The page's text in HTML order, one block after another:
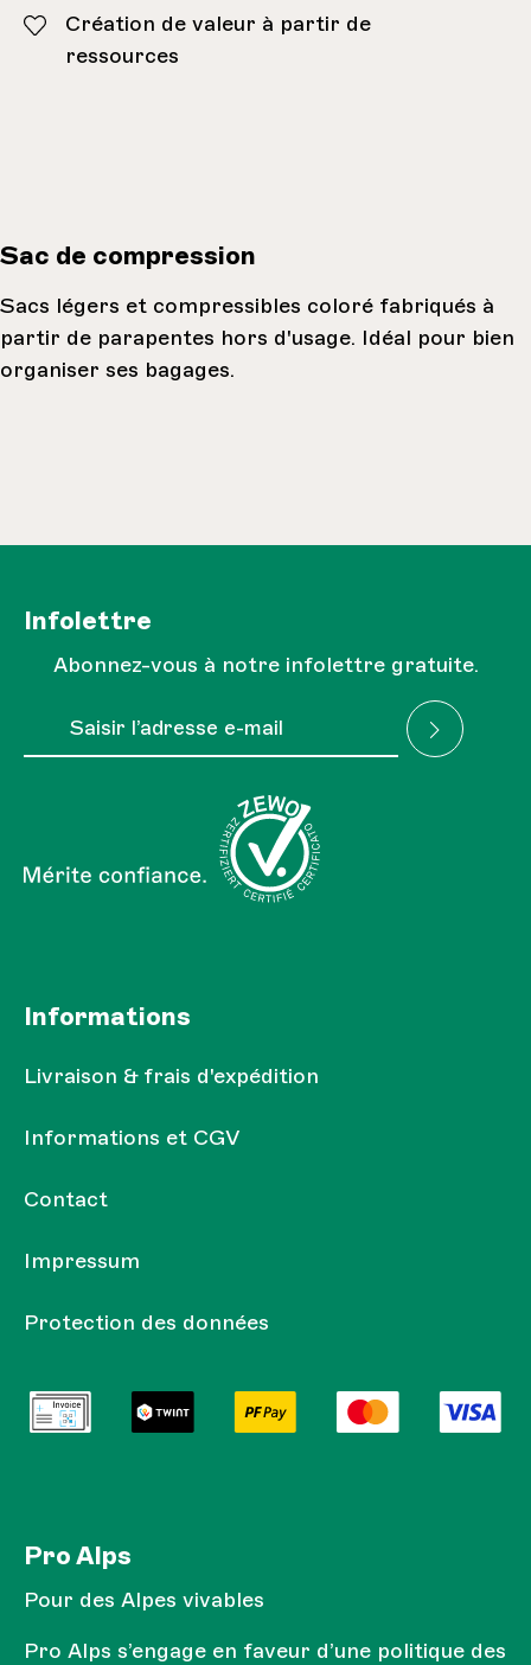
Création de valeur à partir de
ressources
Sac de compression
Sacs légers et compressibles coloré fabriqués à
partir de parapentes hors d'usage. Idéal pour bien
organiser ses bagages.
Infolettre
Abonnez-vous à notre infolettre gratuite.
Adresse e-mail*
Les champs marqués d'un astérisque (*) sont obligatoires.
Informations
Livraison & frais d'expédition
Informations et CGV
Contact
Impressum
Protection des données
Pro Alps
Pour des Alpes vivables
Pro Alps s’engage en faveur d’une politique des